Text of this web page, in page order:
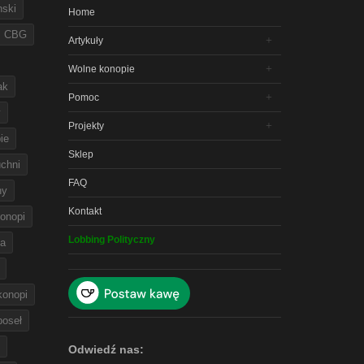
CBG
Home
Artykuły
Wolne konopie
Pomoc
Projekty
Sklep
FAQ
Kontakt
Lobbing Polityczny
Odwiedź nas: